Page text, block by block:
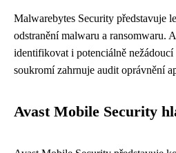
Malwarebytes Security představuje
odstranění malwaru a ransomwaru.
identifikovat i potenciálně
soukromí zahrnuje audit oprávnění
Avast Mobile Security